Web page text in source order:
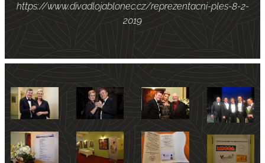
https://www.divadlojablonec.cz/reprezentacni-ples-8-2-
2019